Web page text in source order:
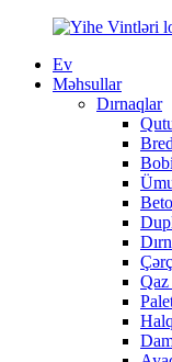
Ev
Məhsullar
Dırnaqlar
Qaz